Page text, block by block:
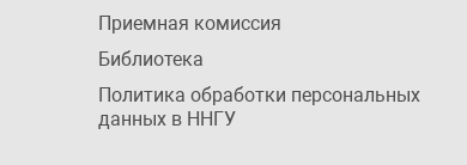
Приемная комиссия
Библиотека
Политика обработки персональных
данных в ННГУ